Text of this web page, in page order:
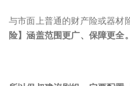
与市面上普通的财产险或器材
险】涵盖范围更广、保障更全。